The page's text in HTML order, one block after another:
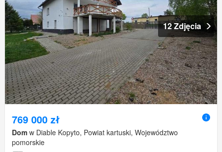
12 Zdjęcia
769 000 zł
Dom w Diable Kopyto, Powiat kartuski, Województwo
pomorskie